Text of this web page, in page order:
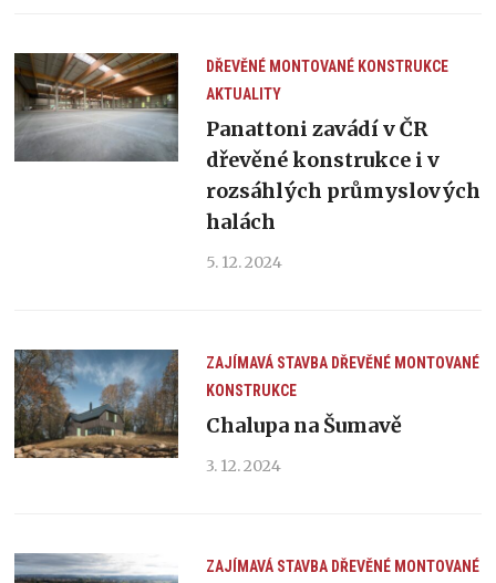
DŘEVĚNÉ MONTOVANÉ KONSTRUKCE
AKTUALITY
Panattoni zavádí v ČR
dřevěné konstrukce i v
rozsáhlých průmyslových
halách
5. 12. 2024
ZAJÍMAVÁ STAVBA DŘEVĚNÉ MONTOVANÉ
KONSTRUKCE
Chalupa na Šumavě
3. 12. 2024
ZAJÍMAVÁ STAVBA DŘEVĚNÉ MONTOVANÉ